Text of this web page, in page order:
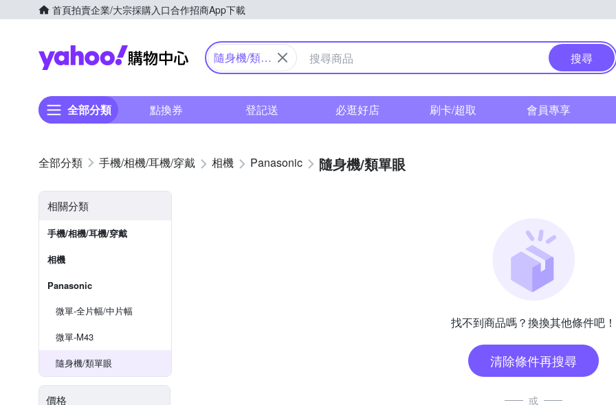
首頁拍賣企業/大宗採購入口合作招商App下載
Yahoo購物中心
隨身機/類單
搜尋
全部分類 點換券 登記送 必逛好店 刷卡/超取 會員專享
手機/相機/耳機/穿戴 相機 Panasonic 隨身機/類單眼
相關分類
手機/相機/耳機/穿戴
相機
Panasonic
微單-全片幅/中片幅
微單-M43
隨身機/類單眼
價格
找不到商品嗎？換換其他條件吧！
清除條件再搜尋
或